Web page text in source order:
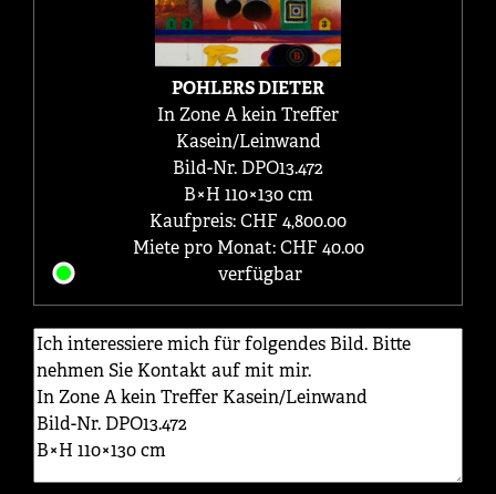
POHLERS DIETER
In Zone A kein Treffer
Kasein/Leinwand
Bild-Nr. DPO13.472
B×H 110×130 cm
Kaufpreis: CHF 4,800.00
Miete pro Monat: CHF 40.00
verfügbar